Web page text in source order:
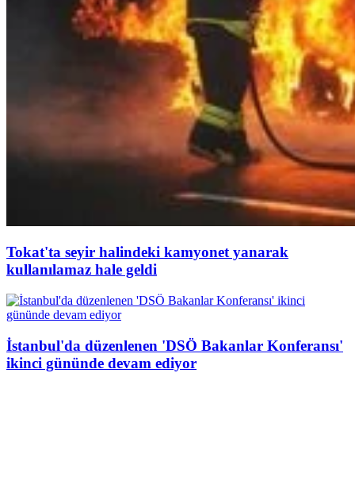
Tokat'ta seyir halindeki kamyonet yanarak
kullanılamaz hale geldi
İstanbul'da düzenlenen 'DSÖ Bakanlar Konferansı'
ikinci gününde devam ediyor